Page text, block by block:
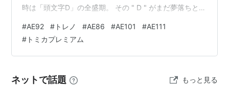
時は「頭文字D」の全盛期。 その " D " がまだ夢落ちとは
ンでもAE86（AE85含む）は正義でAE92（AE91含む）と
AE101（AE100）はアウト・オブ・眼中でした。
AE111（AE110含む）に至っては、トレノとしか呼ばれて
ロクであって、トレノやレビンとはあまり言わない…
#AE92 # トレノ #AE86 #AE101 #AE111
# トミカプレミアム
ネットで話題 もっと見る